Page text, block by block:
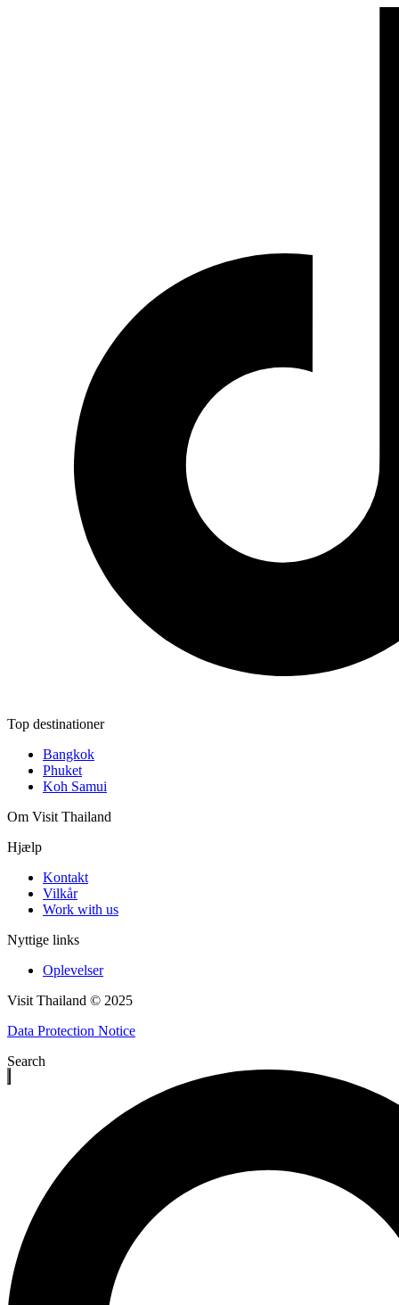
Top destinationer
Bangkok
Phuket
Koh Samui
Om Visit Thailand
Hjælp
Kontakt
Vilkår
Work with us
Nyttige links
Oplevelser
Visit Thailand © 2025
Data Protection Notice
Search